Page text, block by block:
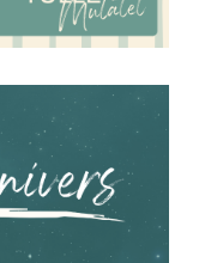
installé par les
service d’un projet
de la gare de
Tulle Mulatet a
espace extérieur